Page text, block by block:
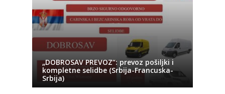
„DOBROSAV PREVOZ“: prevoz pošiljki i
kompletne selidbe (Srbija-Francuska-
Srbija)